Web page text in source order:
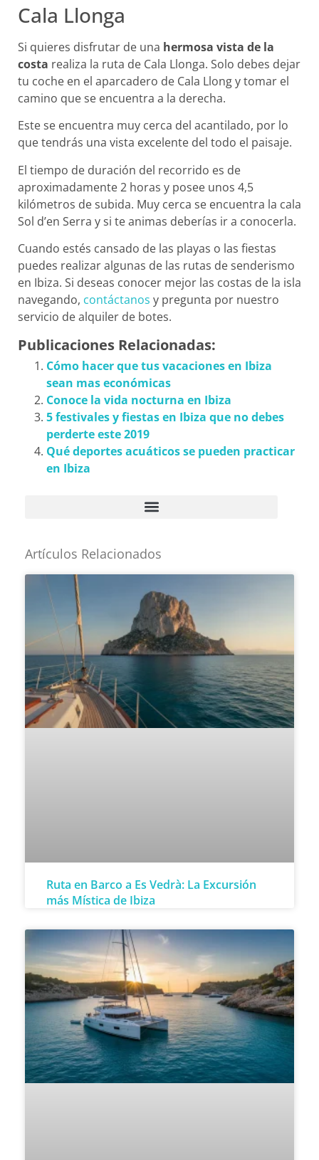
Cala Llonga
Si quieres disfrutar de una hermosa vista de la
costa realiza la ruta de Cala Llonga. Solo debes dejar
tu coche en el aparcadero de Cala Llong y tomar el
camino que se encuentra a la derecha.
Este se encuentra muy cerca del acantilado, por lo
que tendrás una vista excelente del todo el paisaje.
El tiempo de duración del recorrido es de
aproximadamente 2 horas y posee unos 4,5
kilómetros de subida. Muy cerca se encuentra la cala
Sol d’en Serra y si te animas deberías ir a conocerla.
Cuando estés cansado de las playas o las fiestas
puedes realizar algunas de las rutas de senderismo
en Ibiza. Si deseas conocer mejor las costas de la isla
navegando, contáctanos y pregunta por nuestro
servicio de alquiler de botes.
Publicaciones Relacionadas:
Cómo hacer que tus vacaciones en Ibiza
sean mas económicas
Conoce la vida nocturna en Ibiza
5 festivales y fiestas en Ibiza que no debes
perderte este 2019
Qué deportes acuáticos se pueden practicar
en Ibiza
Artículos Relacionados
Ruta en Barco a Es Vedrà: La Excursión
más Mística de Ibiza